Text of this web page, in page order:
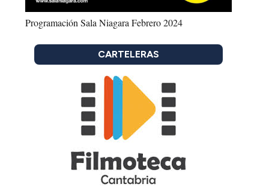
Programación Sala Niagara Febrero 2024
CARTELERAS